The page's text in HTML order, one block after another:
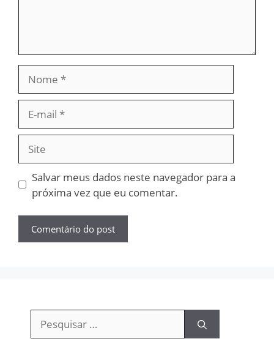
mail
Site
Salvar meus dados neste navegador para a
próxima vez que eu comentar.
Pesquisar
por: